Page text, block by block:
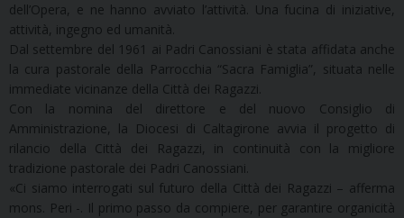
dell’Opera, e ne hanno avviato l’attività. Una fucina di iniziative,
attività, ingegno ed umanità.
Dal settembre del 1961 ai Padri Canossiani è stata affidata anche
la cura pastorale della Parrocchia “Sacra Famiglia”, situata nelle
immediate vicinanze della Città dei Ragazzi.
Con la nomina del direttore e del nuovo Consiglio di
Amministrazione, la Diocesi di Caltagirone avvia il progetto di
rilancio della Città dei Ragazzi, in continuità con la migliore
tradizione pastorale dei Padri Canossiani.
«Ci siamo interrogati sul futuro della Città dei Ragazzi – afferma
mons. Peri -. Il primo passo da compiere, per garantire organicità